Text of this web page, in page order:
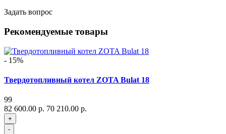
Задать вопрос
Рекомендуемые товары
- 15%
Твердотопливный котел ZOTA Bulat 18
99
82 600.00 р. 70 210.00 р.
+
-